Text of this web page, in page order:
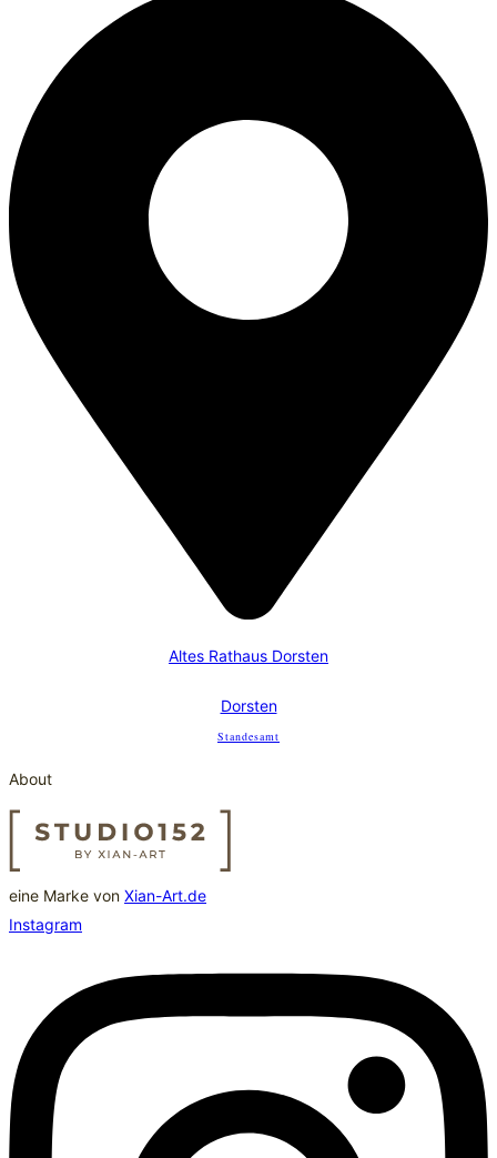
Altes Rathaus Dorsten
Dorsten
Standesamt
About
eine Marke von Xian-Art.de
Instagram